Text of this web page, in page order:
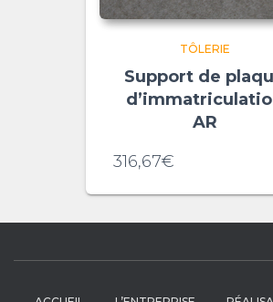
TÔLERIE
Support de
AR
316,67€